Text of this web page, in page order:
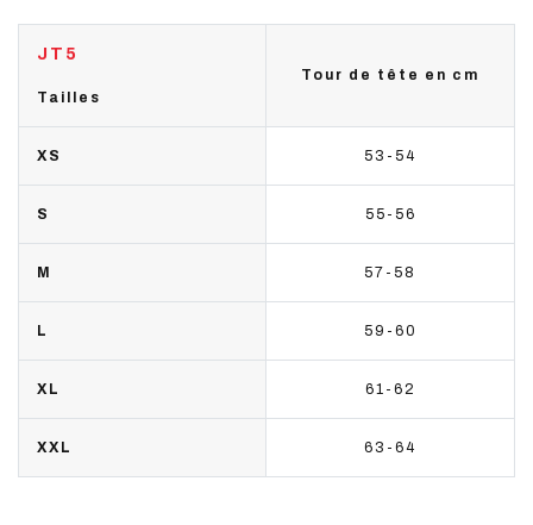
JT5
Tailles
Tour de tête en cm
XS 53-54
S 55-56
M 57-58
L 59-60
XL 61-62
XXL 63-64